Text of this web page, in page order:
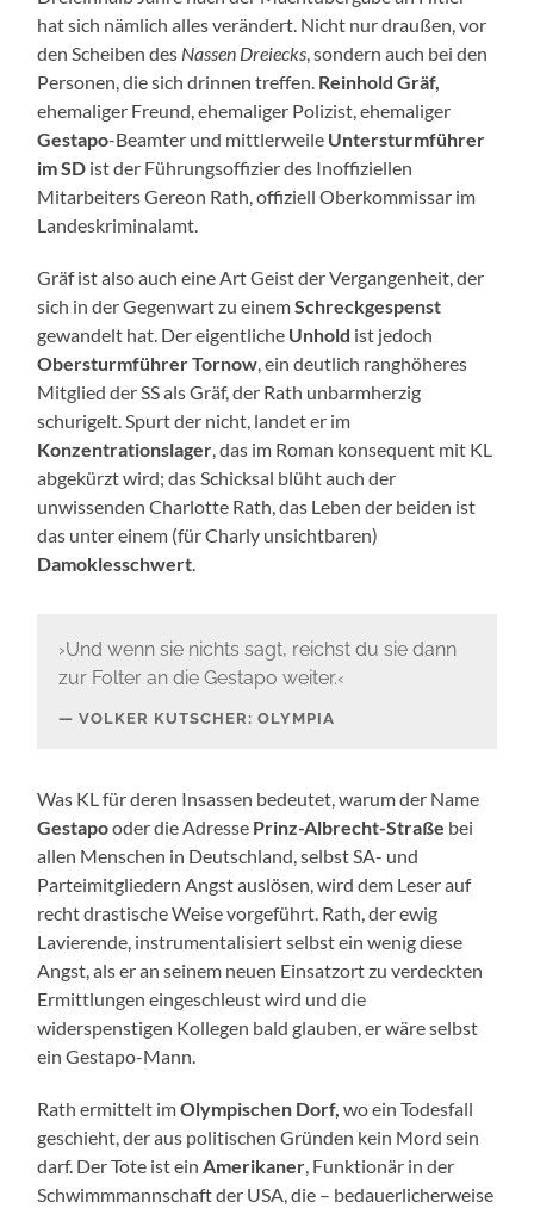
hat sich nämlich alles verändert. Nicht nur draußen, vor
den Scheiben des Nassen Dreiecks, sondern auch bei den
Personen, die sich drinnen treffen. Reinhold Gräf,
ehemaliger Freund, ehemaliger Polizist, ehemaliger
Gestapo-Beamter und mittlerweile Untersturmführer
im SD ist der Führungsoffizier des Inoffiziellen
Mitarbeiters Gereon Rath, offiziell Oberkommissar im
Landeskriminalamt.
Gräf ist also auch eine Art Geist der Vergangenheit, der
sich in der Gegenwart zu einemSchreckgespenst
gewandelt hat. Der eigentliche Unhold ist jedoch
Obersturmführer Tornow, ein deutlich ranghöheres
Mitglied der SS als Gräf, der Rath unbarmherzig
schurigelt. Spurt der nicht, landet er im
Konzentrationslager, das im Roman konsequent mit KL
abgekürzt wird; das Schicksal blüht auch der
unwissenden Charlotte Rath, das Leben der beiden ist
das unter einem (für Charly unsichtbaren)
Damoklesschwert.
›Und wenn sie nichts sagt, reichst du sie dann
zur Folter an die Gestapo weiter.‹
VOLKER KUTSCHER: OLYMPIA
Was KL für deren Insassen bedeutet, warum der Name
Gestapooder die Adresse Prinz-Albrecht-Straße bei
allen Menschen in Deutschland, selbst SA- und
Parteimitgliedern Angst auslösen, wird dem Leser auf
recht drastische Weise vorgeführt. Rath, der ewig
Lavierende, instrumentalisiert selbst ein wenig diese
Angst, als er an seinem neuen Einsatzort zu verdeckten
Ermittlungen eingeschleust wird und die
widerspenstigen Kollegen bald glauben, er wäre selbst
ein Gestapo-Mann.
Rath ermittelt imOlympischen Dorf, wo ein Todesfall
geschieht, der aus politischen Gründen kein Mord sein
darf. Der Tote ist einAmerikaner, Funktionär in der
Schwimmmannschaft der USA, die – bedauerlicherweise